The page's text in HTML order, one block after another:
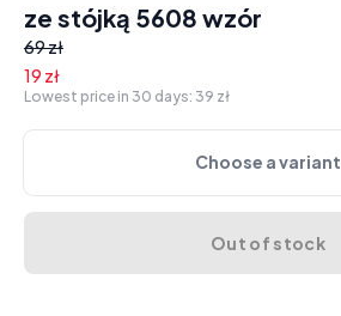
ze stójką 5608 wzór
69 zł
19 zł
Lowest price in 30 days: 39 zł
Choose a variant
Out of stock